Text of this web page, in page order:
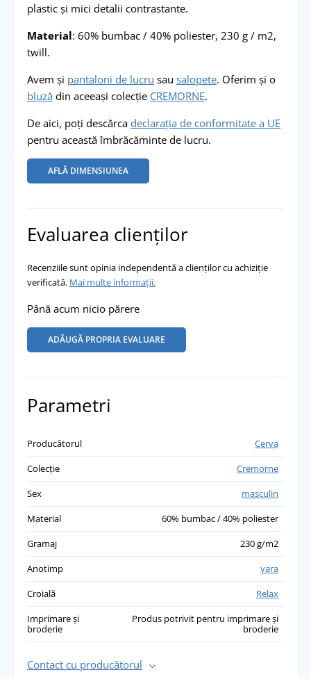
plastic și mici detalii contrastante.
Material: 60% bumbac / 40% poliester, 230 g / m2,
twill.
Avem și pantaloni de lucru sau salopete. Oferim și o
bluză din aceeași colecție CREMORNE.
De aici, poți descărca declarația de conformitate a UE
pentru această îmbrăcăminte de lucru.
AFLĂ DIMENSIUNEA
Evaluarea clienților
Recenziile sunt opinia independentă a clienților cu achiziție
verificată. Mai multe informații.
Până acum nicio părere
ADĂUGĂ PROPRIA EVALUARE
Parametri
Producătorul
Cerva
Colecție
Cremorne
Sex
masculin
Material
60% bumbac / 40% poliester
Gramaj
230 g/m2
Anotimp
vara
Croială
Relax
Imprimare și
broderie
Produs potrivit pentru imprimare și
broderie
Contact cu producătorul